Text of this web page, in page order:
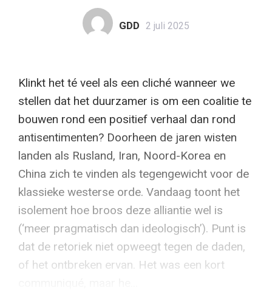
GDD 2 juli 2025
Klinkt het té veel als een cliché wanneer we
stellen dat het duurzamer is om een coalitie te
bouwen rond een positief verhaal dan rond
antisentimenten? Doorheen de jaren wisten
landen als Rusland, Iran, Noord-Korea en
China zich te vinden als tegengewicht voor de
klassieke westerse orde. Vandaag toont het
isolement hoe broos deze alliantie wel is
(‘meer pragmatisch dan ideologisch’). Punt is
dat de retoriek niet opweegt tegen de daden,
of het ontbreken ervan. Het was een kort